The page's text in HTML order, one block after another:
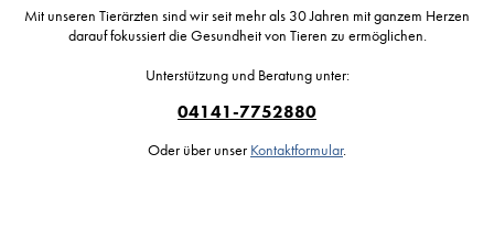
Mit unseren Tierärzten sind wir seit mehr als 30 Jahren mit ganzem Herzen
darauf fokussiert die Gesundheit von Tieren zu ermöglichen.
Unterstützung und Beratung unter:
04141-7752880
Oder über unser Kontaktformular.